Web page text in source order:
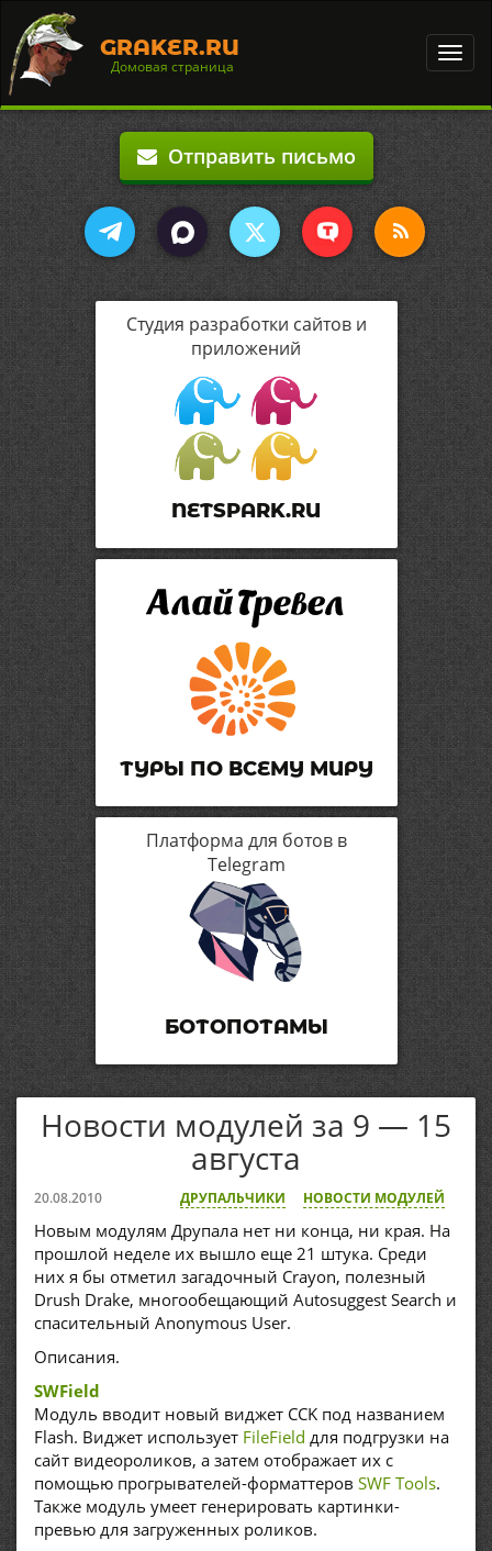
GRAKER.RU
Домовая страница
Отправить письмо
Студия разработки сайтов и
приложений
NETSPARK.RU
ТУРЫ ПО ВСЕМУ МИРУ
Платформа для ботов в
Telegram
БОТОПОТАМЫ
Новости модулей за 9 — 15
августа
20.08.2010 ДРУПАЛЬЧИКИ НОВОСТИ МОДУЛЕЙ
Новым модулям Друпала нет ни конца, ни края. На
прошлой неделе их вышло еще 21 штука. Среди
них я бы отметил загадочный Crayon, полезный
Drush Drake, многообещающий Autosuggest Search и
спасительный Anonymous User.
Описания.
SWField
Модуль вводит новый виджет CCK под названием
Flash. Виджет использует FileField для подгрузки на
сайт видеороликов, а затем отображает их с
помощью прогрывателей-форматтеров SWF Tools.
Также модуль умеет генерировать картинки-
превью для загруженных роликов.